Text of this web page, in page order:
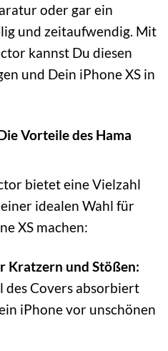
oder gar ein
und zeitaufwendig. Mit
kannst Du diesen
und Dein iPhone XS in
Vorteile des Hama
bietet eine Vielzahl
idealen Wahl für
XS machen:
Kratzern und Stößen:
des Covers absorbiert
iPhone vor unschönen